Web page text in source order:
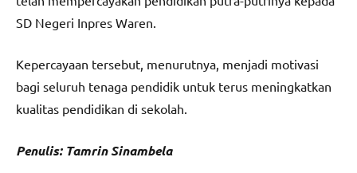
SD Negeri Inpres Waren.
Kepercayaan tersebut, menurutnya, menjadi motivasi
bagi seluruh tenaga pendidik untuk terus meningkatkan
kualitas pendidikan di sekolah.
Penulis: Tamrin Sinambela